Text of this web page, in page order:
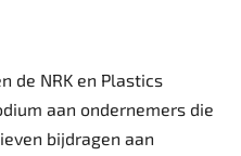
de NRK en Plastics
aan ondernemers die
bijdragen aan